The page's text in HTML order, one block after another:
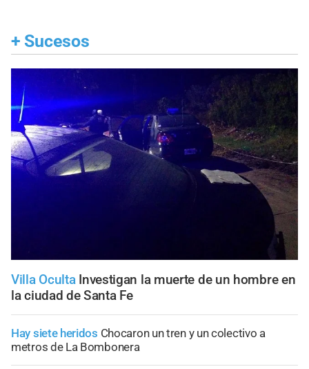
+ Sucesos
Villa Oculta Investigan la muerte de un hombre en
la ciudad de Santa Fe
Hay siete heridos Chocaron un tren y un colectivo a
metros de La Bombonera